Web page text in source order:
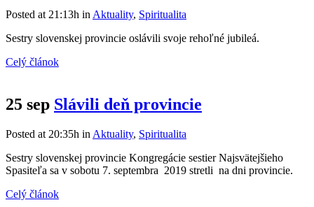
Posted at 21:13h in Aktuality, Spiritualita
Sestry slovenskej provincie oslávili svoje rehoľné jubileá.
Celý článok
25 sep Slávili deň provincie
Posted at 20:35h in Aktuality, Spiritualita
Sestry slovenskej provincie Kongregácie sestier Najsvätejšieho
Spasiteľa sa v sobotu 7. septembra 2019 stretli na dni provincie.
Celý článok